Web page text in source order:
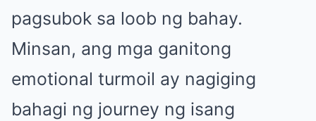
pagsubok sa loob ng bahay.
Minsan, ang mga ganitong
emotional turmoil ay nagiging
bahagi ng journey ng isang